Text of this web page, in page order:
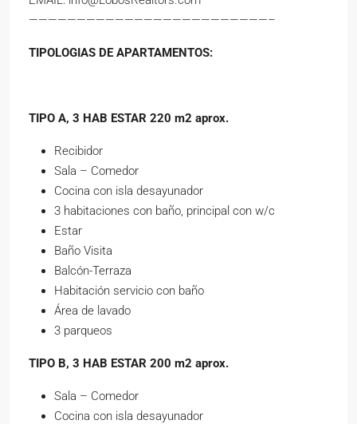
—————————————————————————–
TIPOLOGIAS DE APARTAMENTOS:
TIPO A, 3 HAB ESTAR 220 m2 aprox.
Recibidor
Sala – Comedor
Cocina con isla desayunador
3 habitaciones con baño, principal con w/c
Estar
Baño Visita
Balcón-Terraza
Habitación servicio con baño
Área de lavado
3 parqueos
TIPO B, 3 HAB ESTAR 200 m2 aprox.
Sala – Comedor
Cocina con isla desayunador